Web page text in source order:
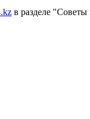
в разделе "Советы